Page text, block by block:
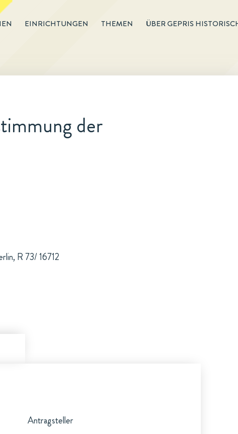
EINRICHTUNGEN THEMEN ÜBER GEPRIS
der
R 73/ 16712
Antragsteller